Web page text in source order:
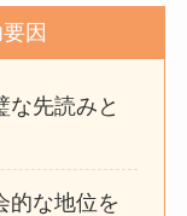
因
な先読みと
的な地位を